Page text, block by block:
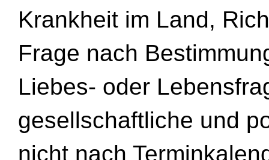
Krankheit im Land,
Frage nach
Liebes- oder
gesellschaftliche und
nicht nach